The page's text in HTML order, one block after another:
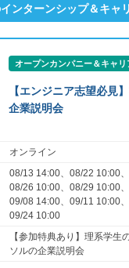
ンターンシップ＆キャ
オープンカンパニー＆キャリ
【エンジニア志望必見
企業説明会
オンライン
08/13 14:00、08/22 10:00
08/26 10:00、08/29 10:00
09/08 14:00、09/11 10:00
09/24 10:00
【参加特典あり】理系学生
ソルの企業説明会